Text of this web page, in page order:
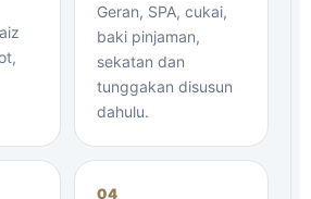
Geran, SPA, cukai,
baki pinjaman,
sekatan dan
tunggakan disusun
dahulu.